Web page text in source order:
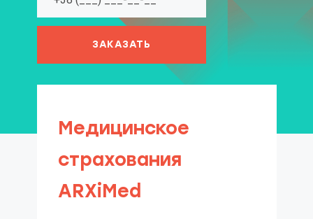
ЗАКАЗАТЬ
Медицинское
страхования
ARXiMed